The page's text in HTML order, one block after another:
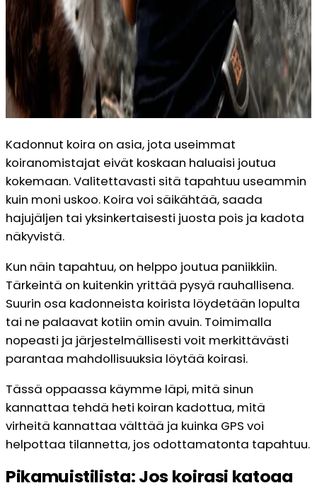
Kadonnut koira on asia, jota useimmat
koiranomistajat eivät koskaan haluaisi joutua
kokemaan. Valitettavasti sitä tapahtuu useammin
kuin moni uskoo. Koira voi säikähtää, saada
hajujäljen tai yksinkertaisesti juosta pois ja kadota
näkyvistä.
Kun näin tapahtuu, on helppo joutua paniikkiin.
Tärkeintä on kuitenkin yrittää pysyä rauhallisena.
Suurin osa kadonneista koirista löydetään lopulta
tai ne palaavat kotiin omin avuin. Toimimalla
nopeasti ja järjestelmällisesti voit merkittävästi
parantaa mahdollisuuksia löytää koirasi.
Tässä oppaassa käymme läpi, mitä sinun
kannattaa tehdä heti koiran kadottua, mitä
virheitä kannattaa välttää ja kuinka GPS voi
helpottaa tilannetta, jos odottamatonta tapahtuu.
Pikamuistilista: Jos koirasi katoaa